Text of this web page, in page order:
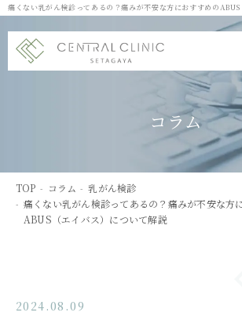
痛くない乳がん検診ってあるの？痛みが不安な方におすすめの
コラム
TOP コラム
乳がん検診
痛くない乳がん検診ってあるの？痛みが不安な方
ABUS（エイバス）について解説
2024.08.09